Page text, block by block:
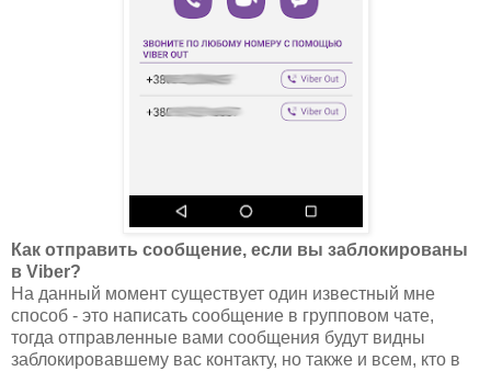
Как отправить сообщение, если вы заблокированы
в Viber?
На данный момент существует один известный мне
способ - это написать сообщение в групповом чате,
тогда отправленные вами сообщения будут видны
заблокировавшему вас контакту, но также и всем, кто в